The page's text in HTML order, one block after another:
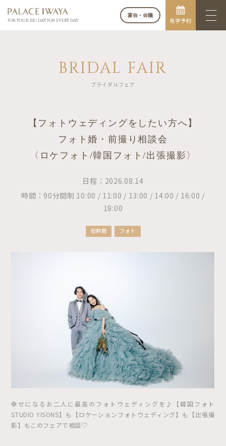
FOR YOUR BIG DAY. FOR EVERY DAY.
宴会・会議
見学予約
BRIDAL FAIR
ブライダルフェア
【フォトウェディングをしたい方へ】
フォト婚・前撮り相談会
〈ロケフォト/韓国フォト/出張撮影〉
日程：2026.08.14
時間：90分間制 10:00 / 11:00 / 13:00 / 14:00 / 16:00 /
18:00
短時間 フォト
幸せになるお二人に最高のフォトウェディングを♪【韓国フォト
STUDIO YISONS】も【ロケーションフォトウェディング】も【出張撮
影】もこのフェアで相談♡